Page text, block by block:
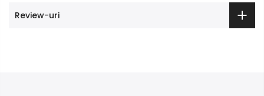
Review-uri